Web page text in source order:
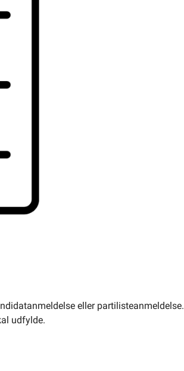
eller partilisteanmeldelse.
udfylde.